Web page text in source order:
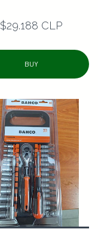
$29.188 CLP
BUY